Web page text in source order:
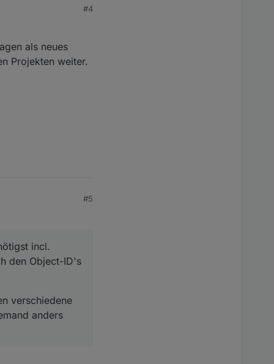
#4
als neues
Projekten weiter.
#5
incl.
den Object-ID's
verschiedene
anders